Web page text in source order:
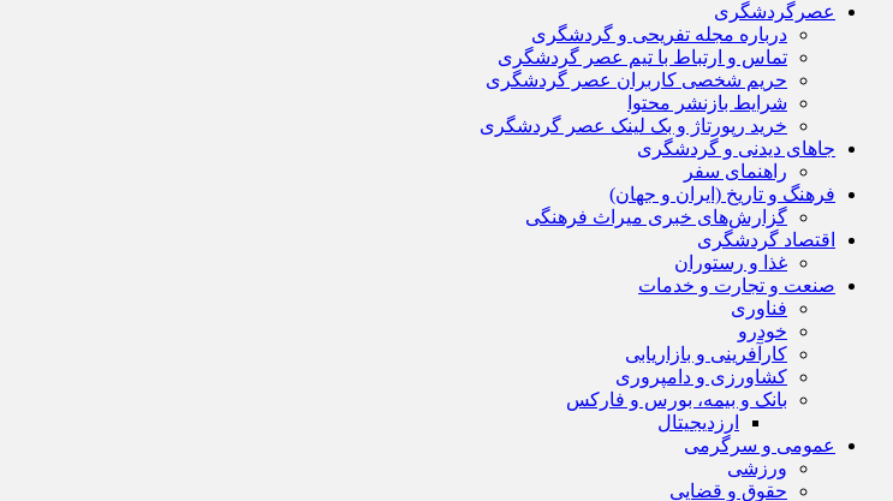
عصرگردشگری
درباره مجله تفریحی و گردشگری
تماس و ارتباط با تیم عصر گردشگری
حریم شخصی کاربران عصر گردشگری
شرایط بازنشر محتوا
خرید رپورتاژ و بک لینک عصر گردشگری
جاهای دیدنی و گردشگری
راهنمای سفر
فرهنگ و تاریخ (ایران و جهان)
گزارش‌های خبری میراث فرهنگی
اقتصاد گردشگری
غذا و رستوران
صنعت و تجارت و خدمات
فناوری
خودرو
کارآفرینی و بازاریابی
کشاورزی و دامپروری
بانک و بیمه، بورس و فارکس
ارزدیجیتال
عمومی و سرگرمی
ورزشی
حقوق و قضایی